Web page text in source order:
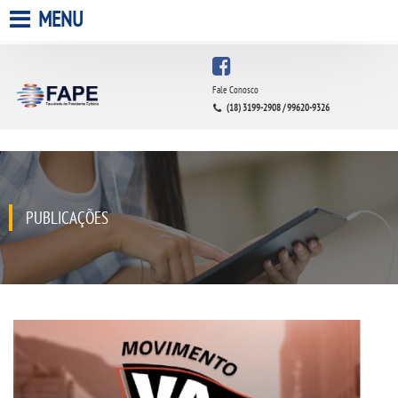
A FACULDADE
QUEM SOMOS
INFRAESTRUTURA
CPA
MENU
Fale Conosco
(18) 3199-2908 / 99620-9326
PUBLICAÇÕES